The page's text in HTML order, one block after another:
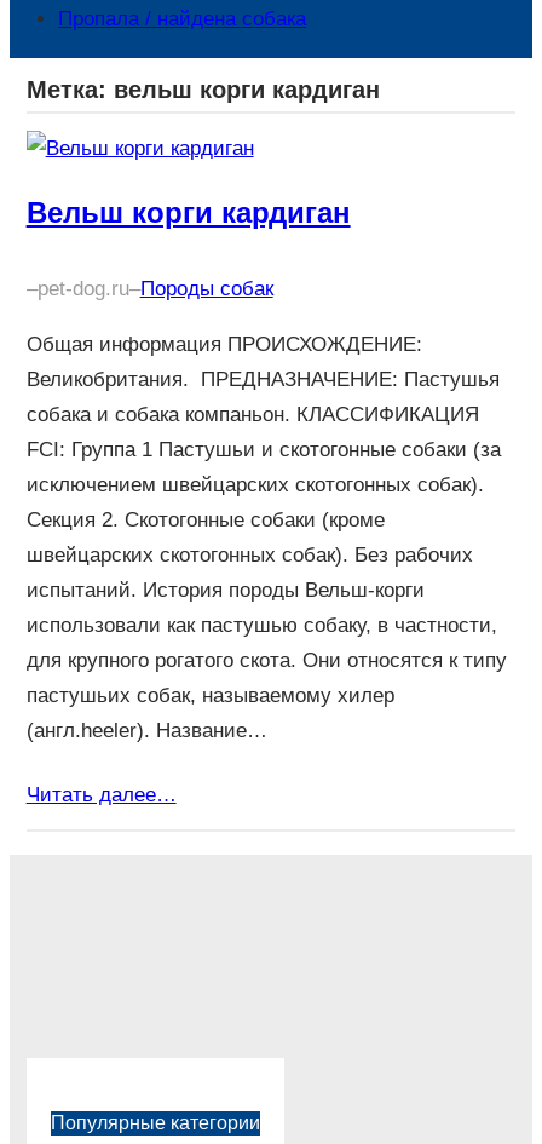
Пропала / найдена собака
Метка: вельш корги кардиган
Вельш корги кардиган
–pet-dog.ru–Породы собак
Общая информация ПРОИСХОЖДЕНИЕ:
Великобритания. ПРЕДНАЗНАЧЕНИЕ: Пастушья
собака и собака компаньон. КЛАССИФИКАЦИЯ
FCI: Группа 1 Пастушьи и скотогонные собаки (за
исключением швейцарских скотогонных собак).
Секция 2. Скотогонные собаки (кроме
швейцарских скотогонных собак). Без рабочих
испытаний. История породы Вельш-корги
использовали как пастушью собаку, в частности,
для крупного рогатого скота. Они относятся к типу
пастушьих собак, называемому хилер
(англ.heeler). Название…
Читать далее…
Популярные категории